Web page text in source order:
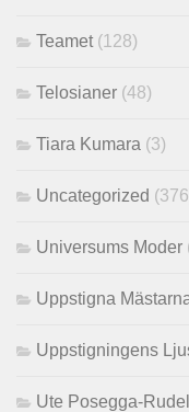
Teamet (128)
Telosianer (48)
Tiara Kumara (3)
Uncategorized
Universums Moder
Uppstigna
Uppstigningens
Ute Posegga-Rudel